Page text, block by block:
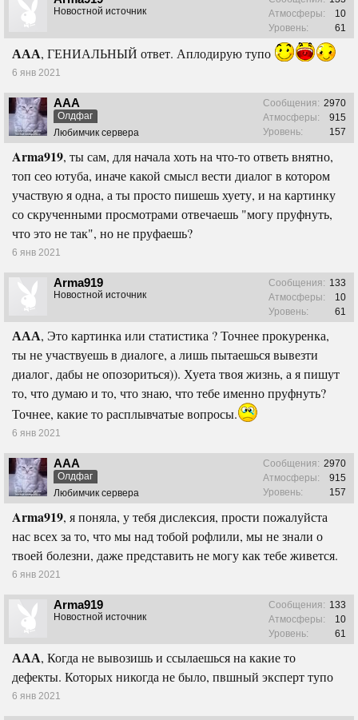
Новостной источник
Атмосферы:
10
Уровень:
61
ААА, ГЕНИАЛЬНЫЙ ответ. Аплодирую тупо
6 янв 2021
ААА
Олдфаг
Любимчик сервера
Сообщения: 2970
Атмосферы:
915
Уровень:
157
Arma919, ты сам, для начала хоть на что-то ответь внятно,
топ сео ютуба, иначе какой смысл вести диалог в котором
участвую я одна, а ты просто пишешь хуету, и на картинку
со скрученными просмотрами отвечаешь "могу пруфнуть,
что это не так", но не пруфаешь?
6 янв 2021
Arma919
Новостной источник
Сообщения: 133
Атмосферы:
10
Уровень:
61
ААА, Это картинка или статистика ? Точнее прокуренка,
ты не участвуешь в диалоге, а лишь пытаешься вывезти
диалог, дабы не опозориться)). Хуета твоя жизнь, а я пишут
то, что думаю и то, что знаю, что тебе именно пруфнуть?
Точнее, какие то расплывчатые вопросы.
6 янв 2021
ААА
Олдфаг
Любимчик сервера
Сообщения: 2970
Атмосферы:
915
Уровень:
157
Arma919, я поняла, у тебя дислексия, прости пожалуйста
нас всех за то, что мы над тобой рофлили, мы не знали о
твоей болезни, даже представить не могу как тебе живется.
6 янв 2021
Arma919
Новостной источник
Сообщения: 133
Атмосферы:
10
Уровень:
61
ААА, Когда не вывозишь и ссылаешься на какие то
дефекты. Которых никогда не было, пвшный эксперт тупо
6 янв 2021